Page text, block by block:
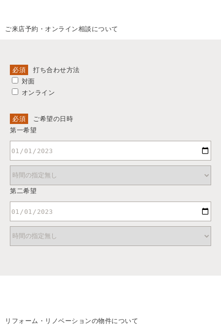
ご来店予約・オンライン相談について
必須
打ち合わせ方法
対面
オンライン
必須
ご希望の日時
第一希望
第二希望
リフォーム・リノベーションの物件について